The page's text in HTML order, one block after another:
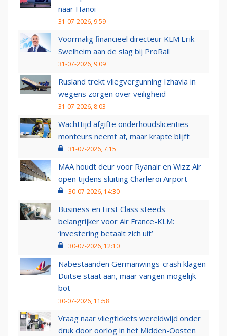
naar Hanoi
31-07-2026, 9:59
Voormalig financieel directeur KLM Erik
Swelheim aan de slag bij ProRail
31-07-2026, 9:09
Rusland trekt vliegvergunning Izhavia in
wegens zorgen over veiligheid
31-07-2026, 8:03
Wachttijd afgifte onderhoudslicenties
monteurs neemt af, maar krapte blijft
31-07-2026, 7:15
MAA houdt deur voor Ryanair en Wizz Air
open tijdens sluiting Charleroi Airport
30-07-2026, 14:30
Business en First Class steeds
belangrijker voor Air France-KLM:
‘investering betaalt zich uit’
30-07-2026, 12:10
Nabestaanden Germanwings-crash klagen
Duitse staat aan, maar vangen mogelijk
bot
30-07-2026, 11:58
Vraag naar vliegtickets wereldwijd onder
druk door oorlog in het Midden-Oosten